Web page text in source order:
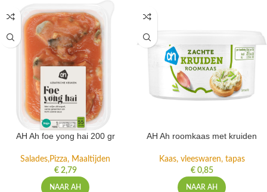
AH Ah foe yong hai 200 gr
Salades,Pizza, Maaltijden
€2,79
NAAR AH
AH Ah roomkaas met kruiden
Kaas, vleeswaren, tapas
€0,85
NAAR AH